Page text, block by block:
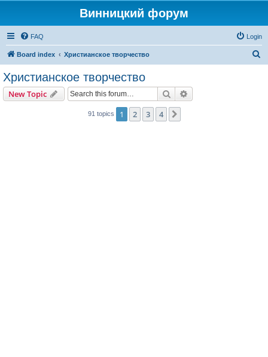
Винницкий форум
FAQ Login
Board index Христианское творчество
Христианское творчество
New Topic Search
91 topics 1 2 3 4